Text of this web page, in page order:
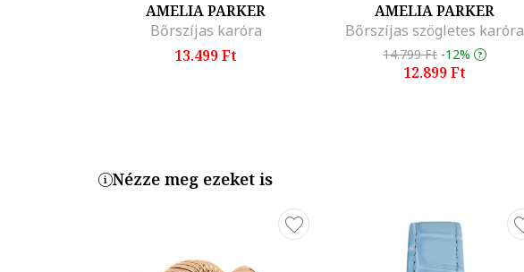
AMELIA PARKER
Bőrszíjas karóra
13.499 Ft
AMELIA PARKER
Bőrszíjas szögletes karóra
14.799 Ft -12%
12.899 Ft
Nézze meg ezeket is